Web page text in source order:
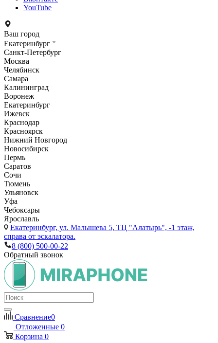
YouTube
Ваш город
Екатеринбург
Санкт-Петербург
Москва
Челябинск
Самара
Калининград
Воронеж
Екатеринбург
Ижевск
Краснодар
Красноярск
Нижний Новгород
Новосибирск
Пермь
Саратов
Сочи
Тюмень
Ульяновск
Уфа
Чебоксары
Ярославль
Екатеринбург, ул. Малышева 5, ТЦ "Алатырь", -1 этаж,
справа от эскалатора.
8 (800) 500-00-22
Обратный звонок
Сравнение0
Отложенные 0
Корзина 0